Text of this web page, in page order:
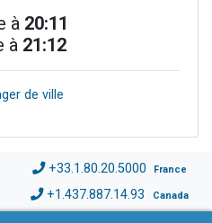
à 20:11
à 21:12
de ville
+33.1.80.20.5000 France
+1.437.887.14.93 Canada